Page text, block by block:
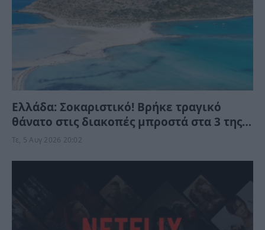
Ελλάδα: Σοκαριστικό! Βρήκε τραγικό
θάνατο στις διακοπές μπροστά στα 3 της
παιδιά
Τε, 5 Αυγ 2026 20:02